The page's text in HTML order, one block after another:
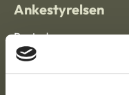
Ankestyrelsen
Postadresse: